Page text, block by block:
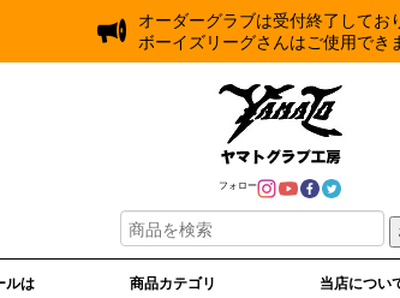
オーダーグラブは受付終了してお
ボーイズリーグさんはご使用でき
フォロー
ルは
商品カテゴリ 当店につい